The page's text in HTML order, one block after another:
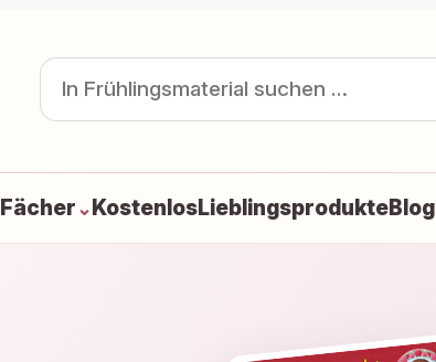
Fächer⌄KostenlosLieblingsprodukteBlog